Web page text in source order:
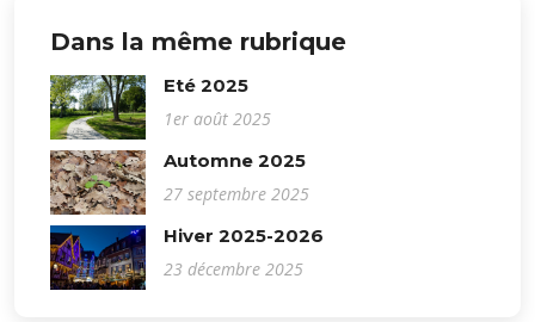
Dans la même rubrique
Eté 2025
1er août 2025
Automne 2025
27 septembre 2025
Hiver 2025-2026
23 décembre 2025